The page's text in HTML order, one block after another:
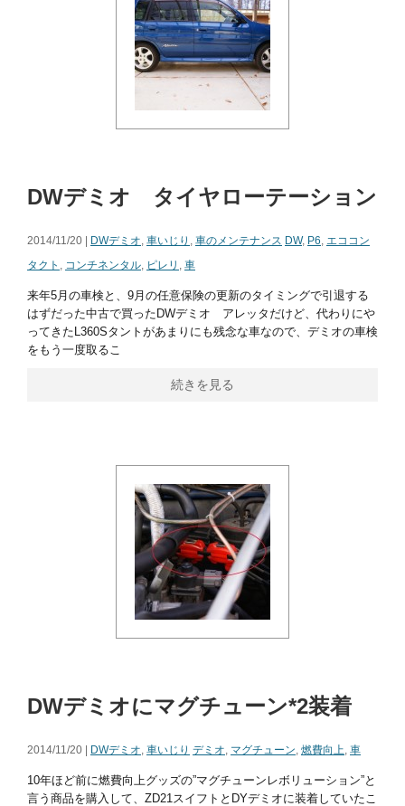
DWデミオ タイヤローテーション
2014/11/20 | DWデミオ, 車いじり , 車のメンテナンス DW, P6, エココン
タクト , コンチネンタル, ピレリ , 車
来年5月の車検と、9月の任意保険の更新のタイミングで引退する
はずだった中古で買ったDWデミオ アレッタだけど、代わりにや
ってきたL360Sタントがあまりにも残念な車なので、デミオの車検
をもう一度取るこ
続きを見る
DWデミオにマグチューン*2装着
2014/11/20 | DWデミオ, 車いじり デミオ, マグチューン, 燃費向上, 車
10年ほど前に燃費向上グッズの”マグチューンレボリューション”と
言う商品を購入して、ZD21スイフトとDYデミオに装着していたこ